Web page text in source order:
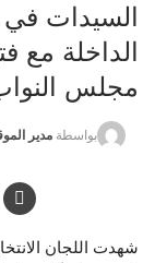
السيدات في
الداخلة مع
مجلس
بواسطة مدير
شهدت اللجان